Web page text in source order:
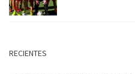
RECIENTES